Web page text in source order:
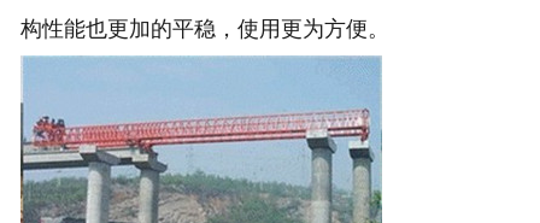
成功案例
联系我们
构性能也更加的平稳，使用更为方便。